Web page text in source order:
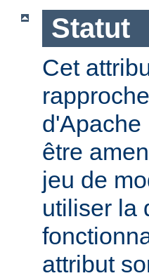
Statut
Cet
d'Apache
être
jeu de
utiliser la
attribut